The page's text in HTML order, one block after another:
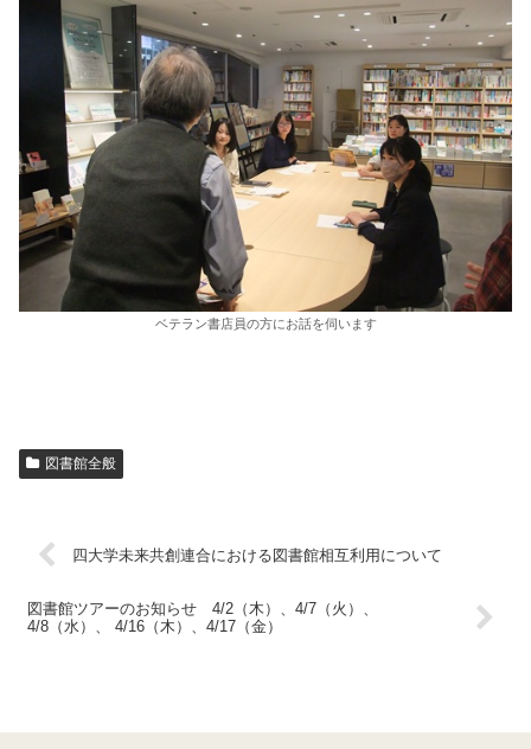
ベテラン書店員の方にお話を伺います
図書館全般
四大学未来共創連合における図書館相互利用について
図書館ツアーのお知らせ 4/2（木）、4/7（火）、
4/8（水）、 4/16（木）、4/17（金）